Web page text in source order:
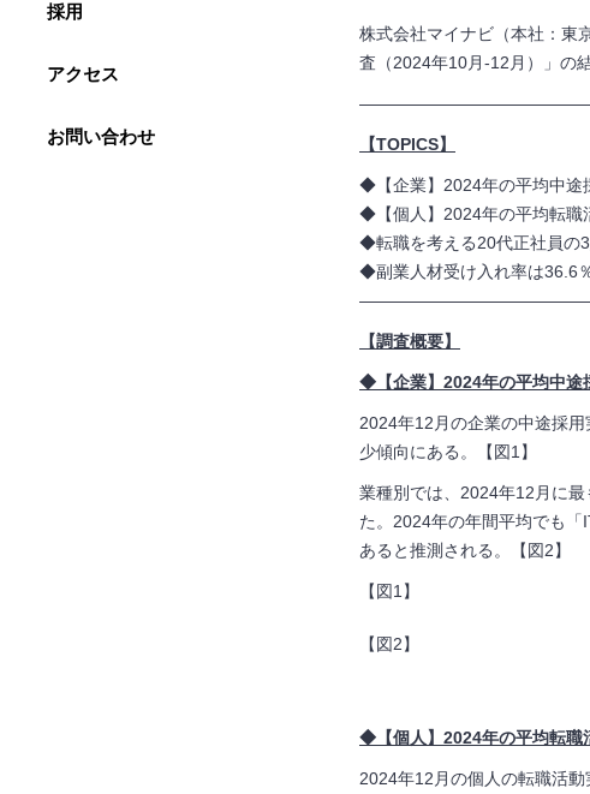
採用
アクセス
お問い合わせ
株式会社マイナビ（本社：東
査（2024年10月-12月）」の
【TOPICS】
◆【企業】2024年の平均中途
◆【個人】 2024年の平均転職
◆転職を考える20代正社員の3
◆副業人材受け入れ率は36.6
【調査概要】
◆【企業】2024年の平均中途
2024年12 月の企業の中途採用
少傾向にある。【図1 】
業種別では、 2024年12 月に
た。 2024年の年間平均でも「
あると推測される。【図2】
【図1】
【図2】
◆【個人】2024年の平均転職
2024年12 月の個人の転職活動